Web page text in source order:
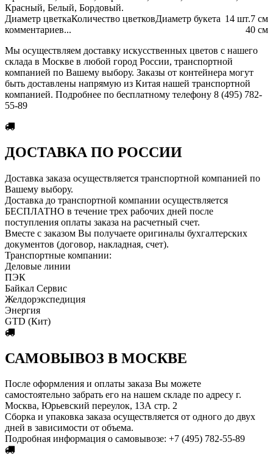
Красный, Белый, Бордовый.
Диаметр цветка
7 см
Количество цветков 14 шт.
Диаметр букета
40 см
комментариев...
Мы осуществляем доставку искусственных цветов с нашего
склада в Москве в любой город России, транспортной
компанией по Вашему выбору. Заказы от контейнера могут
быть доставлены напрямую из Китая нашей транспортной
компанией. Подробнее по бесплатному телефону 8 (495) 782-
55-89
ДОСТАВКА ПО РОССИИ
Доставка заказа осуществляется транспортной компанией по
Вашему выбору.
Доставка до транспортной компании осуществляется
БЕСПЛАТНО в течение трех рабочих дней после
поступления оплаты заказа на расчетный счет.
Вместе с заказом Вы получаете оригиналы бухгалтерских
документов (договор, накладная, счет).
Транспортные компании:
Деловые линии
ПЭК
Байкал Сервис
Желдорэкспедиция
Энергия
GTD (Кит)
САМОВЫВОЗ В МОСКВЕ
После оформления и оплаты заказа Вы можете
самостоятельно забрать его на нашем складе по адресу г.
Москва, Юрьевский переулок, 13А стр. 2
Сборка и упаковка заказа осуществляется от одного до двух
дней в зависимости от объема.
Пoдробная информация о самовывозе: +7 (495) 782-55-89